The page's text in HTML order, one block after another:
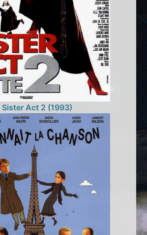
Sister Act 2 (1993)